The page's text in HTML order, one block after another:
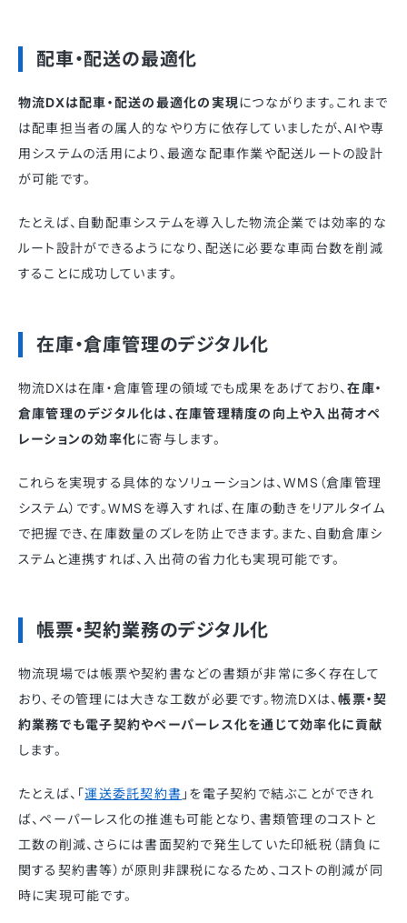
配車・配送の最適化
物流DXは配車・配送の最適化の実現につながります。これまで
は配車担当者の属人的なやり方に依存していましたが、AIや専
用システムの活用により、最適な配車作業や配送ルートの設計
が可能です。
たとえば、自動配車システムを導入した物流企業では効率的な
ルート設計ができるようになり、配送に必要な車両台数を削減
することに成功しています。
在庫・倉庫管理のデジタル化
物流DXは在庫・倉庫管理の領域でも成果をあげており、在庫・
倉庫管理のデジタル化は、在庫管理精度の向上や入出荷オペ
レーションの効率化に寄与します。
これらを実現する具体的なソリューションは、WMS（倉庫管理
システム）です。WMSを導入すれば、在庫の動きをリアルタイム
で把握でき、在庫数量のズレを防止できます。また、自動倉庫シ
ステムと連携すれば、入出荷の省力化も実現可能です。
帳票・契約業務のデジタル化
物流現場では帳票や契約書などの書類が非常に多く存在して
おり、その管理には大きな工数が必要です。物流DXは、帳票・契
約業務でも電子契約やペーパーレス化を通じて効率化に貢献
します。
たとえば、「運送委託契約書 」を電子契約で結ぶことができれ
ば、ペーパーレス化の推進も可能となり、書類管理のコストと
工数の削減、さらには書面契約で発生していた印紙税（請負に
関する契約書等）が原則非課税になるため、コストの削減が同
時に実現可能です。